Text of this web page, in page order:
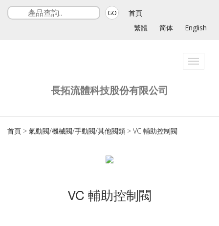
GO
首頁
繁體
简体 English
Toggle
長拓流體科技股份有限公司
首頁 > 氣動閥/機械閥/手動閥/其他閥類 > VC 輔助控制閥
VC 輔助控制閥